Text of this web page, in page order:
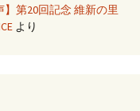
】第20回記念 維新の里
より